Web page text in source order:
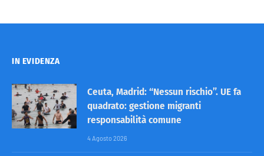
IN EVIDENZA
Ceuta, Madrid: “Nessun rischio”. UE fa
quadrato: gestione migranti
responsabilità comune
4 Agosto 2026